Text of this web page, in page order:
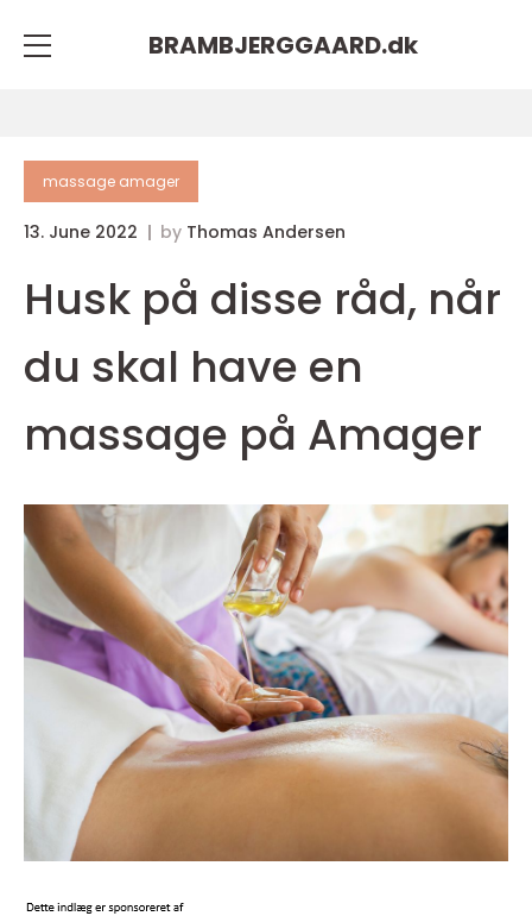
BRAMBJERGGAARD.dk
massage amager
13. June 2022 by Thomas Andersen
Husk på disse råd, når
du skal have en
massage på Amager